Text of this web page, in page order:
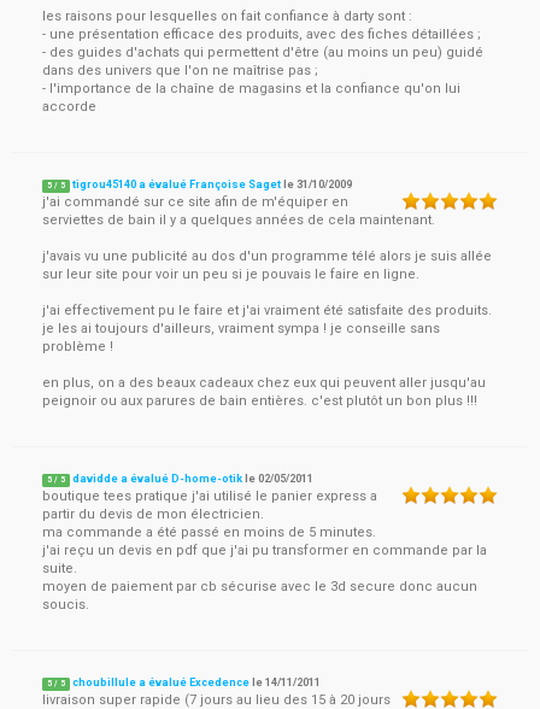
les raisons pour lesquelles on fait confiance à darty sont :
- une présentation efficace des produits, avec des fiches détaillées ;
- des guides d'achats qui permettent d'être (au moins un peu) guidé
dans des univers que l'on ne maîtrise pas ;
- l'importance de la chaîne de magasins et la confiance qu'on lui
accorde
5 / 5 tigrou45140 a évalué Françoise Saget le31/10/2009
j'ai commandé sur ce site afin de m'équiper en
serviettes de bain il y a quelques années de cela maintenant.
j'avais vu une publicité au dos d'un programme télé alors je suis allée
sur leur site pour voir un peu si je pouvais le faire en ligne.
j'ai effectivement pu le faire et j'ai vraiment été satisfaite des produits.
je les ai toujours d'ailleurs, vraiment sympa ! je conseille sans
problème !
en plus, on a des beaux cadeaux chez eux qui peuvent aller jusqu'au
peignoir ou aux parures de bain entières. c'est plutôt un bon plus !!!
5 / 5 davidde a évalué D-home-otik le02/05/2011
boutique tees pratique j'ai utilisé le panier express a
partir du devis de mon électricien.
ma commande a été passé en moins de 5 minutes.
j'ai reçu un devis en pdf que j'ai pu transformer en commande par la
suite.
moyen de paiement par cb sécurise avec le 3d secure donc aucun
soucis.
5 / 5 choubillule a évalué Excedence le14/11/2011
livraison super rapide (7 jours au lieu des 15 à 20 jours